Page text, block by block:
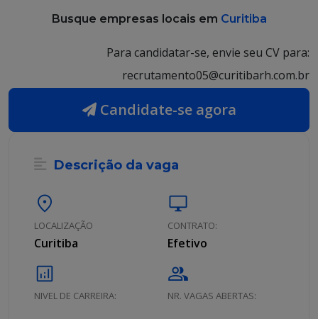
Busque empresas locais em Curitiba
Para candidatar-se, envie seu CV para:
recrutamento05@curitibarh.com.br
Candidate-se agora
Descrição da vaga
location_on
LOCALIZAÇÃO
Curitiba
desktop_windows
CONTRATO:
Efetivo
analytics
NIVEL DE CARREIRA:
group
NR. VAGAS ABERTAS: